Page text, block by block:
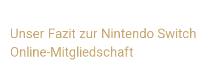
Unser Fazit zur Nintendo Switch
Online-Mitgliedschaft